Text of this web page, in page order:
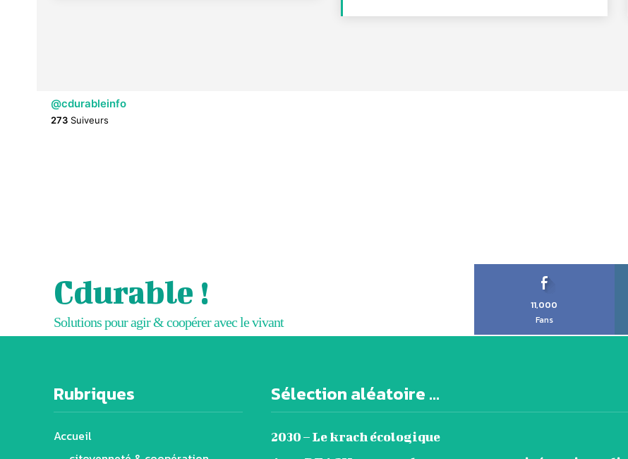
@cdurableinfo
273 Suiveurs
Cdurable !
Solutions pour agir & coopérer avec le vivant
11,000
Fans
Rubriques
Accueil
Sélection aléatoire ...
2030 – Le krach écologique